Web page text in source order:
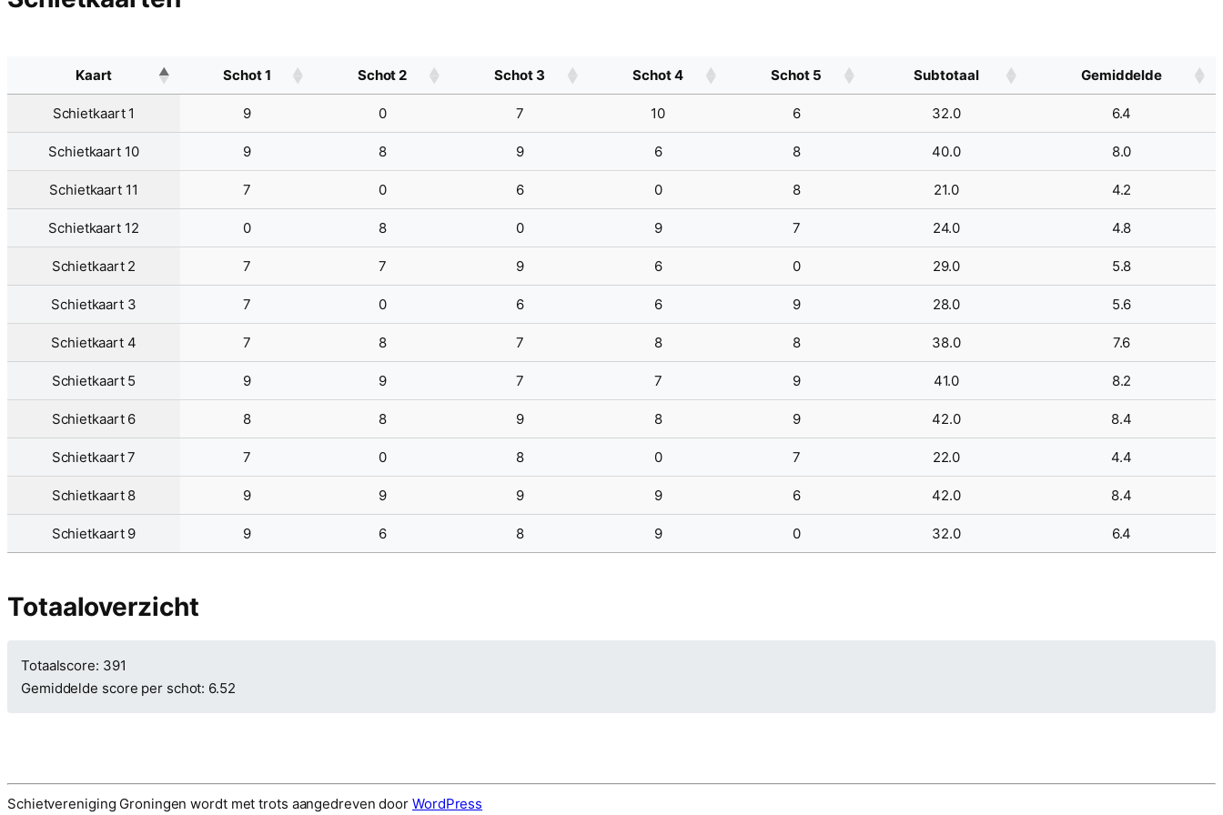
Kaart Schot 1 Schot 2 Schot 3 Schot 4 Schot 5 Subtotaal Gemiddelde
Schietkaart 1 9 0 7 10 6 32.0 6.4
Schietkaart 10 9 8 9 6 8 40.0 8.0
Schietkaart 11 7 0 6 0 8 21.0 4.2
Schietkaart 12 0 8 0 9 7 24.0 4.8
Schietkaart 2 7 7 9 6 0 29.0 5.8
Schietkaart 3 7 0 6 6 9 28.0 5.6
Schietkaart 4 7 8 7 8 8 38.0 7.6
Schietkaart 5 9 9 7 7 9 41.0 8.2
Schietkaart 6 8 8 9 8 9 42.0 8.4
Schietkaart 7 7 0 8 0 7 22.0 4.4
Schietkaart 8 9 9 9 9 6 42.0 8.4
Schietkaart 9 9 6 8 9 0 32.0 6.4
Totaaloverzicht
Totaalscore: 391
Gemiddelde score per schot: 6.52
Schietvereniging Groningen wordt met trots aangedreven door WordPress